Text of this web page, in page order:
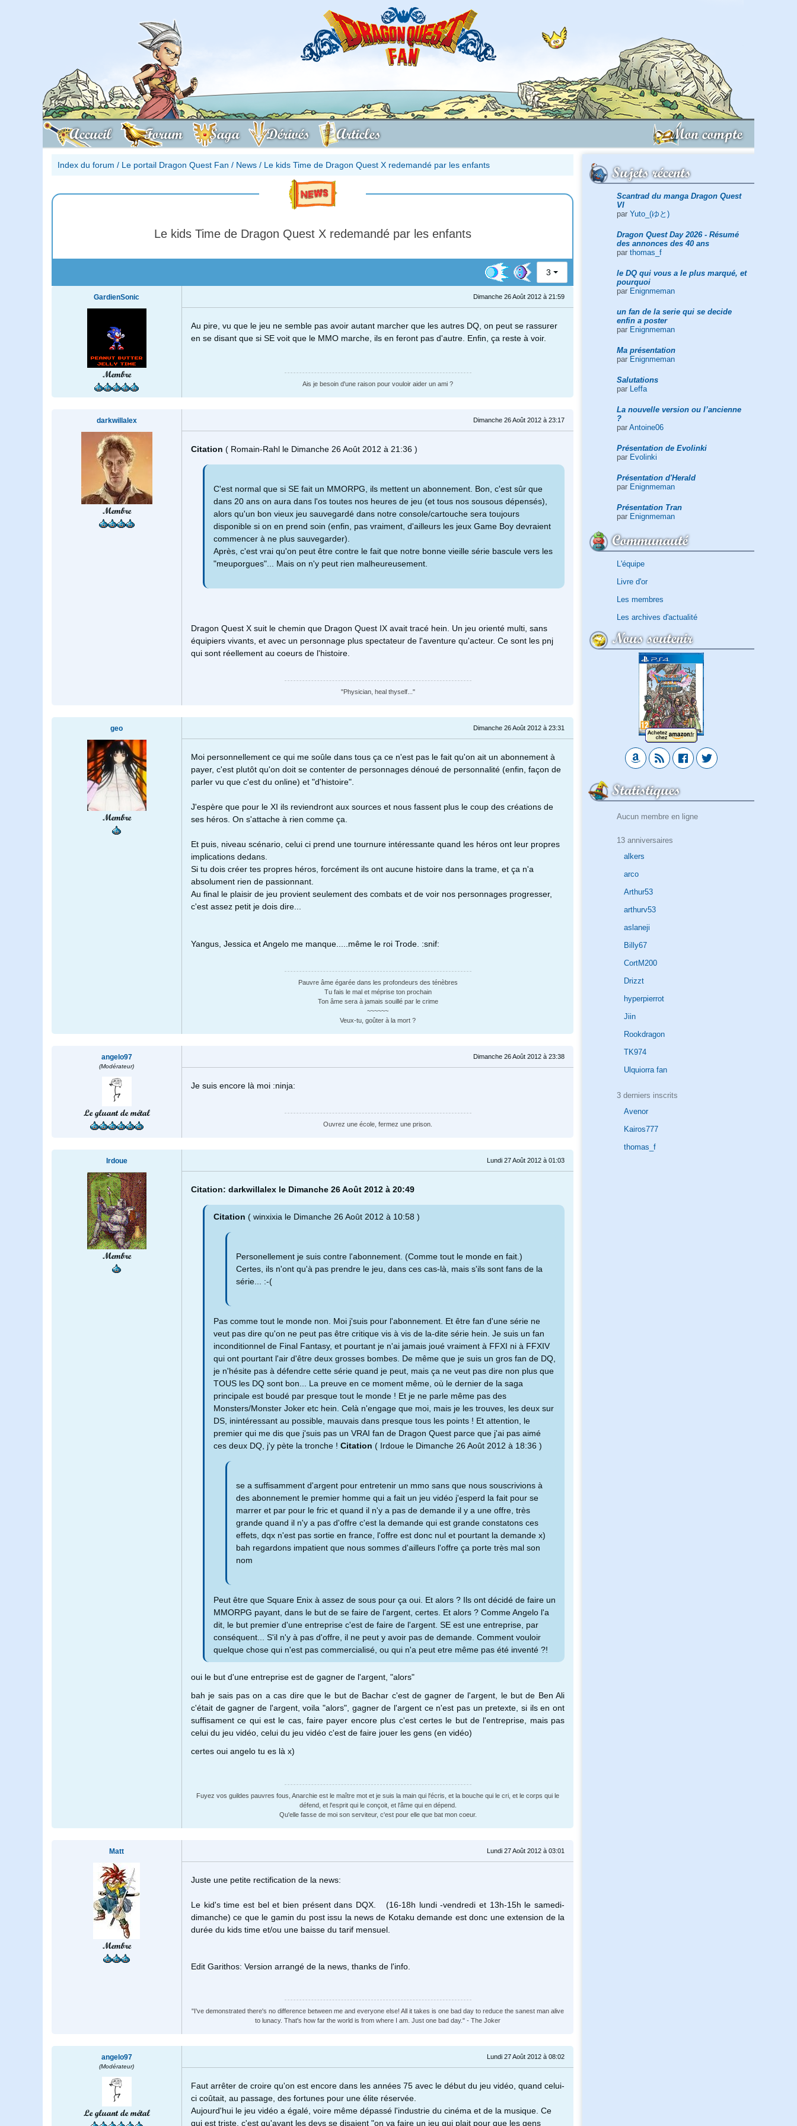
Accueil Forum Saga Dérivés Articles Mon compte
Sujets récents
Scantrad du manga Dragon Quest
VI
par Yuto_(ゆと)
Dragon Quest Day 2026 - Résumé
des annonces des 40 ans
par thomas_f
le DQ qui vous a le plus marqué, et
pourquoi
par Enignmeman
un fan de la serie qui se decide
enfin a poster
par Enignmeman
Ma présentation
par Enignmeman
Salutations
par
Leffa
La nouvelle version ou l’ancienne
?
par Antoine06
Présentation de Evolinki
par Evolinki
Présentation d'Herald
par Enignmeman
Présentation Tran
par Enignmeman
Communauté
L'équipe
Livre d'or
Les membres
Les archives d'actualité
Nous soutenir
Statistiques
Aucun membre en ligne
13 anniversaires
alkers
arco
Arthur53
arthurv53
aslaneji
Billy67
CortM200
Drizzt
hyperpierrot
Jiin
Rookdragon
TK974
Ulquiorra fan
3 derniers inscrits
Avenor
Kairos777
thomas_f
Index du forum / Le portail Dragon Quest Fan / News / Le kids Time de Dragon Quest X redemandé par les enfants
Le kids Time de Dragon Quest X redemandé par les enfants
3
GardienSonic
Membre
Dimanche 26 Août 2012 à 21:59
Au pire, vu que le jeu ne semble pas avoir autant marcher que les autres DQ, on peut se rassurer
en se disant que si SE voit que le MMO marche, ils en feront pas d'autre. Enfin, ça reste à voir.
Ais je besoin d'une raison pour vouloir aider un ami ?
darkwillalex
Membre
Dimanche 26 Août 2012 à 23:17
Citation ( Romain-Rahl le Dimanche 26 Août 2012 à 21:36 )
C'est normal que si SE fait un MMORPG, ils mettent un abonnement. Bon, c'est sûr que
dans 20 ans on aura dans l'os toutes nos heures de jeu (et tous nos sousous dépensés),
alors qu'un bon vieux jeu sauvegardé dans notre console/cartouche sera toujours
disponible si on en prend soin (enfin, pas vraiment, d'ailleurs les jeux Game Boy devraient
commencer à ne plus sauvegarder).
Après, c'est vrai qu'on peut être contre le fait que notre bonne vieille série bascule vers les
"meuporgues"... Mais on n'y peut rien malheureusement.
Dragon Quest X suit le chemin que Dragon Quest IX avait tracé hein. Un jeu orienté multi, sans
équipiers vivants, et avec un personnage plus spectateur de l'aventure qu'acteur. Ce sont les pnj
qui sont réellement au coeurs de l'histoire.
"Physician, heal thyself..."
geo
Membre
Dimanche 26 Août 2012 à 23:31
Moi personnellement ce qui me soûle dans tous ça ce n'est pas le fait qu'on ait un abonnement à
payer, c'est plutôt qu'on doit se contenter de personnages dénoué de personnalité (enfin, façon de
parler vu que c'est du online) et "d'histoire".
J'espère que pour le XI ils reviendront aux sources et nous fassent plus le coup des créations de
ses héros. On s'attache à rien comme ça.
Et puis, niveau scénario, celui ci prend une tournure intéressante quand les héros ont leur propres
implications dedans.
Si tu dois créer tes propres héros, forcément ils ont aucune histoire dans la trame, et ça n'a
absolument rien de passionnant.
Au final le plaisir de jeu provient seulement des combats et de voir nos personnages progresser,
c'est assez petit je dois dire...
Yangus, Jessica et Angelo me manque.....même le roi Trode. :snif:
Pauvre âme égarée dans les profondeurs des ténèbres
Tu fais le mal et méprise ton prochain
Ton âme sera à jamais souillé par le crime
~~~~~~
Veux-tu, goûter à la mort ?
angelo97
(Modérateur)
Le gluant de métal
Dimanche 26 Août 2012 à 23:38
Je suis encore là moi :ninja:
Ouvrez une école, fermez une prison.
Irdoue
Membre
Lundi 27 Août 2012 à 01:03
Citation: darkwillalex le Dimanche 26 Août 2012 à 20:49
Citation ( winxixia le Dimanche 26 Août 2012 à 10:58 )
Personellement je suis contre l'abonnement. (Comme tout le monde en fait.)
Certes, ils n'ont qu'à pas prendre le jeu, dans ces cas-là, mais s'ils sont fans de la
série... :-(
Pas comme tout le monde non. Moi j'suis pour l'abonnement. Et être fan d'une série ne
veut pas dire qu'on ne peut pas être critique vis à vis de la-dite série hein. Je suis un fan
inconditionnel de Final Fantasy, et pourtant je n'ai jamais joué vraiment à FFXI ni à FFXIV
qui ont pourtant l'air d'être deux grosses bombes. De même que je suis un gros fan de DQ,
je n'hésite pas à défendre cette série quand je peut, mais ça ne veut pas dire non plus que
TOUS les DQ sont bon... La preuve en ce moment même, où le dernier de la saga
principale est boudé par presque tout le monde ! Et je ne parle même pas des
Monsters/Monster Joker etc hein. Celà n'engage que moi, mais je les trouves, les deux sur
DS, inintéressant au possible, mauvais dans presque tous les points ! Et attention, le
premier qui me dis que j'suis pas un VRAI fan de Dragon Quest parce que j'ai pas aimé
ces deux DQ, j'y pète la tronche ! Citation ( Irdoue le Dimanche 26 Août 2012 à 18:36 )
se a suffisamment d'argent pour entretenir un mmo sans que nous souscrivions à
des abonnement le premier homme qui a fait un jeu vidéo j'esperd la fait pour se
marrer et par pour le fric et quand il n'y a pas de demande il y a une offre, très
grande quand il n'y a pas d'offre c'est la demande qui est grande constatons ces
effets, dqx n'est pas sortie en france, l'offre est donc nul et pourtant la demande x)
bah regardons impatient que nous sommes d'ailleurs l'offre ça porte très mal son
nom
Peut être que Square Enix à assez de sous pour ça oui. Et alors ? Ils ont décidé de faire un
MMORPG payant, dans le but de se faire de l'argent, certes. Et alors ? Comme Angelo l'a
dit, le but premier d'une entreprise c'est de faire de l'argent. SE est une entreprise, par
conséquent... S'il n'y à pas d'offre, il ne peut y avoir pas de demande. Comment vouloir
quelque chose qui n'est pas commercialisé, ou qui n'a peut etre même pas été inventé ?!
oui le but d'une entreprise est de gagner de l'argent, "alors"
bah je sais pas on a cas dire que le but de Bachar c'est de gagner de l'argent, le but de Ben Ali
c'était de gagner de l'argent, voila "alors", gagner de l'argent ce n'est pas un pretexte, si ils en ont
suffisament ce qui est le cas, faire payer encore plus c'est certes le but de l'entreprise, mais pas
celui du jeu vidéo, celui du jeu vidéo c'est de faire jouer les gens (en vidéo)
certes oui angelo tu es là x)
Fuyez vos guildes pauvres fous, Anarchie est le maître mot et je suis la main qui l'écris, et la bouche qui le cri, et le corps qui le
défend, et l'esprit qui le conçoit, et l'âme qui en dépend.
Qu'elle fasse de moi son serviteur, c'est pour elle que bat mon coeur.
Matt
Membre
Lundi 27 Août 2012 à 03:01
Juste une petite rectification de la news:
Le kid's time est bel et bien présent dans DQX. (16-18h lundi -vendredi et 13h-15h le samedi-
dimanche) ce que le gamin du post issu la news de Kotaku demande est donc une extension de la
durée du kids time et/ou une baisse du tarif mensuel.
Edit Garithos: Version arrangé de la news, thanks de l'info.
"I've demonstrated there's no difference between me and everyone else! All it takes is one bad day to reduce the sanest man alive
to lunacy. That's how far the world is from where I am. Just one bad day." - The Joker
angelo97
(Modérateur)
Le gluant de métal
Lundi 27 Août 2012 à 08:02
Faut arrêter de croire qu'on est encore dans les années 75 avec le début du jeu vidéo, quand celui-
ci coûtait, au passage, des fortunes pour une élite réservée.
Aujourd'hui le jeu vidéo a égalé, voire même dépassé l'industrie du cinéma et de la musique. Ce
qui est triste, c'est qu'avant les devs se disaient "on va faire un jeu qui plait pour que les gens